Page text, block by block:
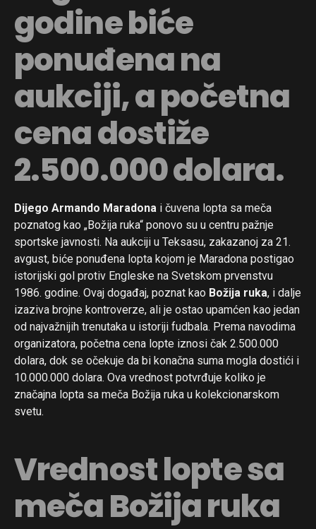
godine biće
ponuđena na
aukciji, a početna
cena dostiže
2.500.000 dolara.
Dijego Armando Maradona i čuvena lopta sa meča
poznatog kao „Božija ruka“ ponovo su u centru pažnje
sportske javnosti. Na aukciji u Teksasu, zakazanoj za 21.
avgust, biće ponuđena lopta kojom je Maradona postigao
istorijski gol protiv Engleske na Svetskom prvenstvu
1986. godine. Ovaj događaj, poznat kao Božija ruka, i dalje
izaziva brojne kontroverze, ali je ostao upamćen kao jedan
od najvažnijih trenutaka u istoriji fudbala. Prema navodima
organizatora, početna cena lopte iznosi čak 2.500.000
dolara, dok se očekuje da bi konačna suma mogla dostići i
10.000.000 dolara. Ova vrednost potvrđuje koliko je
značajna lopta sa meča Božija ruka u kolekcionarskom
svetu.
Vrednost lopte sa
meča Božija ruka